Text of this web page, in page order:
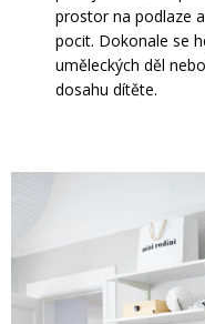
prostor na podlaze
pocit. Dokonale se
uměleckých děl
dosahu dítěte.